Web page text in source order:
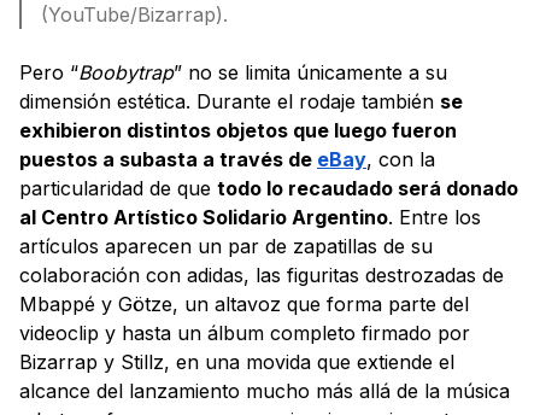
(YouTube/Bizarrap).
Pero “Boobytrap” no se limita únicamente a su
dimensión estética. Durante el rodaje también se
exhibieron distintos objetos que luego fueron
puestos a subasta a través de eBay, con la
particularidad de que todo lo recaudado será donado
al Centro Artístico Solidario Argentino. Entre los
artículos aparecen un par de zapatillas de su
colaboración con adidas, las figuritas destrozadas de
Mbappé y Götze, un altavoz que forma parte del
videoclip y hasta un álbum completo firmado por
Bizarrap y Stillz, en una movida que extiende el
alcance del lanzamiento mucho más allá de la música